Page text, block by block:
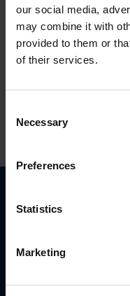
our social media,
may combine it with
provided to them or
of their services.
Selection
Necessary
Preferences
Statistics
Marketing
Solcon-Igel
tuotteet jo
30 vuotta
Ota yhteyttä!
parhaan ratkaisun.